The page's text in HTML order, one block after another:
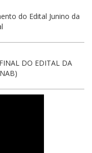
do Edital Junino da
DO EDITAL DA